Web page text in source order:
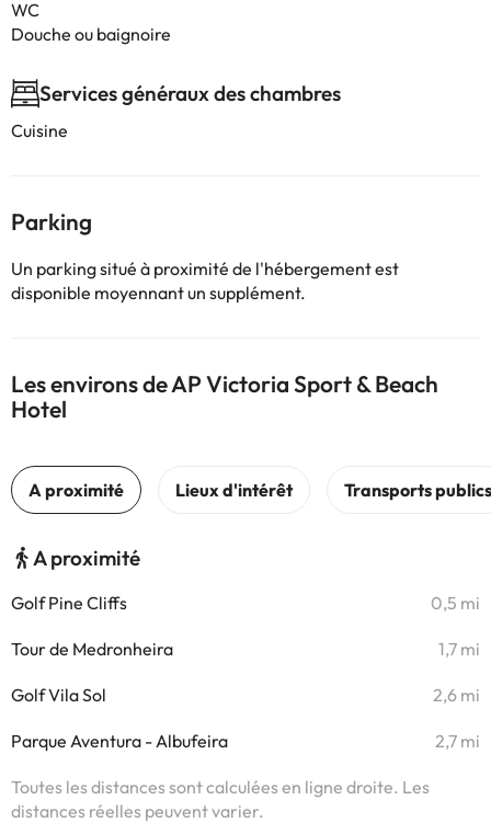
WC
Douche ou baignoire
Services généraux des chambres
Cuisine
Parking
Un parking situé à proximité de l'hébergement est
disponible moyennant un supplément.
Les environs de AP Victoria Sport & Beach
Hotel
A proximité
Golf Pine Cliffs 0,5 mi
Tour de Medronheira 1,7 mi
Golf Vila Sol 2,6 mi
Parque Aventura - Albufeira 2,7 mi
Toutes les distances sont calculées en ligne droite. Les
distances réelles peuvent varier.